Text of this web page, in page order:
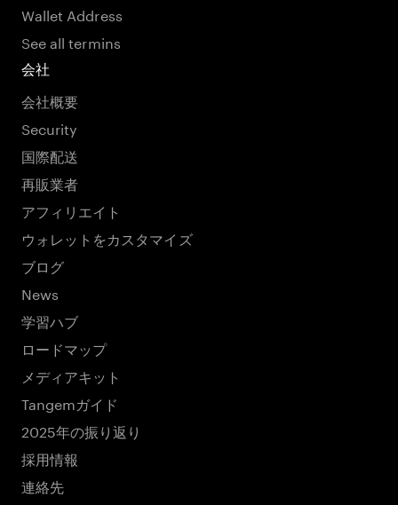
Wallet Address
See all termins
会社
会社概要
Security
国際配送
再販業者
アフィリエイト
ウォレットをカスタマイズ
ブログ
News
学習ハブ
ロードマップ
メディアキット
Tangemガイド
2025年の振り返り
採用情報
連絡先